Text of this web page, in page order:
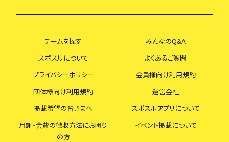
チームを探す
みんなのQ&A
スポスルについて
よくあるご質問
プライバシーポリシー
会員様向け利用規約
団体様向け利用規約
運営会社
掲載希望の皆さまへ
スポスルアプリについて
月謝・会費の徴収方法にお困り
の方
イベント掲載について